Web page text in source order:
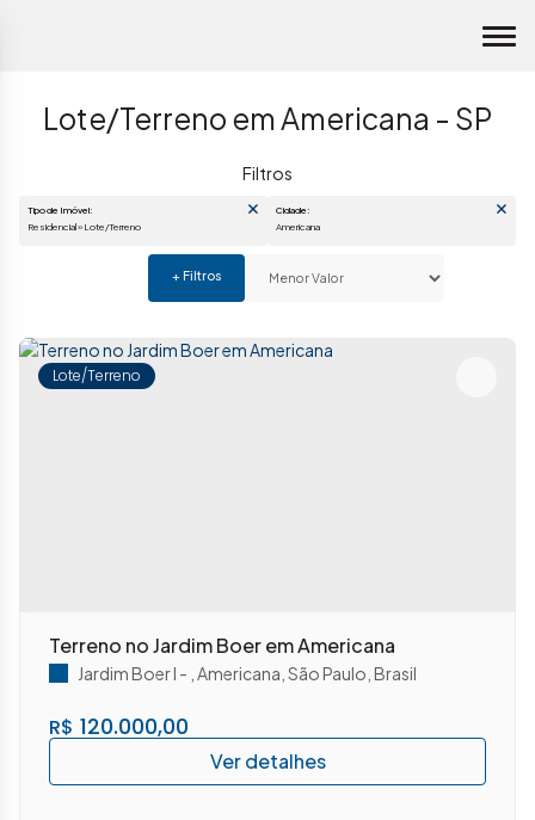
Lote/Terreno em Americana - SP
Tipo de Imóvel:
Residencial » Lote/Terreno
Cidade:
Lote/Terreno
Terreno no Jardim Boer em Americana
R$ 120.000,00
Jardim Boer I Americana São Paulo Brasil